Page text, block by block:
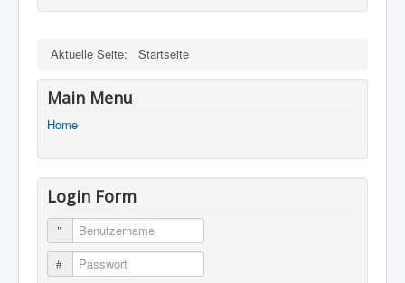
Aktuelle Seite: Startseite
Main Menu
Home
Login Form
Benutzername
Passwort